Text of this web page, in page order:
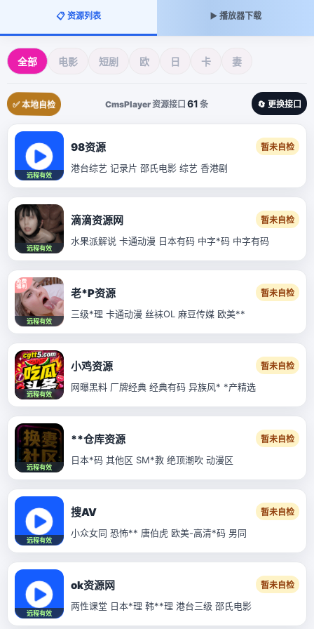
📋 资源列表 ▶️ 播放器下载
全部 电影 短剧 欧 日 卡 妻
✅ 本地自检 CmsPlayer 资源接口 61 条 🔄 更换接口
远程有效
98资源 暂未自检
港台综艺 记录片 邵氏电影 综艺 香港剧
远程有效
滴滴资源网 暂未自检
水果派解说 卡通动漫 日本有码 中字*码 中字有码
远程有效
老*P资源 暂未自检
三级*理 卡通动漫 丝袜OL 麻豆传媒 欧美**
远程有效
小鸡资源 暂未自检
网曝黑料 厂牌经典 经典有码 异族风* *产精选
远程有效
**仓库资源 暂未自检
日本*码 其他区 SM*教 绝顶潮吹 动漫区
远程有效
搜AV 暂未自检
小众女同 恐怖** 唐伯虎 欧美-高清*码 男同
远程有效
ok资源网 暂未自检
两性课堂 日本*理 韩**理 港台三级 邵氏电影